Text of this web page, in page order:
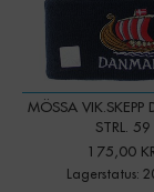
MÖSSA VIK.SKEPP
STRL. 59
175,00
Lagerstatus: